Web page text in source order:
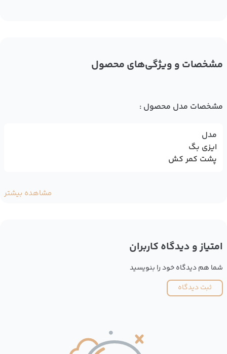
مشخصات و ویژگی‌های محصول
مشخصات مدل محصول :
مدل
ایزی بگ
پشت کمر کش
مشاهده بیشتر
امتیاز و دیدگاه کاربران
شما هم دیدگاه خود را بنویسید
ثبت دیدگاه